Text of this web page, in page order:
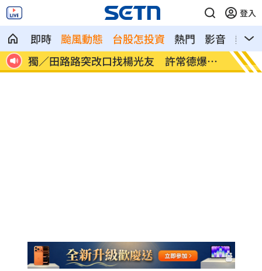
登入
即時 颱風動態 台股怎投資 熱門 影音
熱搜
內
亨特認特權 哽咽談父拜登癌症轉移到骨
頭
白海